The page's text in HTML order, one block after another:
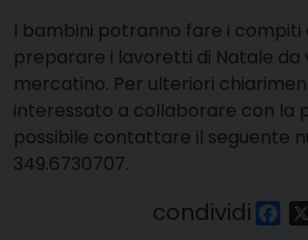
I bambini potranno fare i compiti
preparare i lavoretti di Natale da
mercatino. Per ulteriori
interessato a collaborare con la
possibile contattare il seguente
349.6730707.
condividi